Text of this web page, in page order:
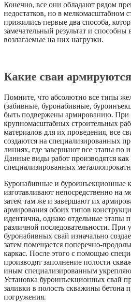
Конечно, все они обладают рядом
недостатков, но в мелкомасштабном
прижились первые два способа,
замечательный результат и способны
возлагаемые на них нагрузки.
Какие сваи
Помните, что абсолютно все типы
(забивные, буронабивные,
быть подвержены армированию. При
крупномасштабных строительных
материалов для их проведения, все
создаются на специализированных
линиях, где завершают все этапы по
Данные виды работ производятся как
специализированных
Буронабивные и буроинъекционные
изготавливают непосредственно на
затем там же и завершают их
армирования обоих типов
идентична, однако отдельные этапы
различной последовательности. При
буронабивных свай изначально
затем помещается поперечно-
каркас. После этого с помощью
производят заполнение полости
иным специализированным
Установка буроинъекционных свай
заливки в полость скважины бетона
погружения.